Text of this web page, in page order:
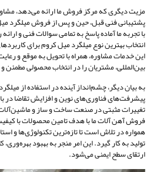
مزیت دیگری که مرکز فروش ما ارائه می‌دهد،
پشتیبانی فنی قبل، حین و پس از فروش میلگرد
با تجربه ما آماده پاسخ به تمامی سوالات فنی و
انتخاب بهترین نوع میلگرد میل کروم برای
این خدمات مشاوره، همراه با تحویل به موقع و
بین‌المللی، مشتریان را در انتخاب محصولی مطمئن
به بیان دیگر، چشم‌انداز آینده در استفاده از
پیشرفت‌های فناوری‌های نوین و افزایش تقاضا در
تغییرات مثبتی در صنعت ساخت و ساز و
فروش آهن آلات ما با هدف تامین محصولات با
همواره در تلاش است تا تازه‌ترین تکنولوژی‌ها و
تولید به کار گیرد. این امر منجر به بهبود
ارتقای سطح ایمنی می‌شود.